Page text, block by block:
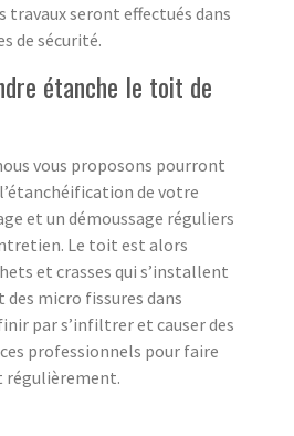
travaux seront effectués dans
de sécurité.
étanche le toit de
vous proposons pourront
de votre
et un démoussage réguliers
Le toit est alors
et crasses qui s’installent
micro fissures dans
par s’infiltrer et causer des
professionnels pour faire